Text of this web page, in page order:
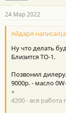
24 Мар 2022
АйдарА
Ну что делать
Близится ТО-1.
Позвонил
9000р. - масло
+
4200 - вся работа